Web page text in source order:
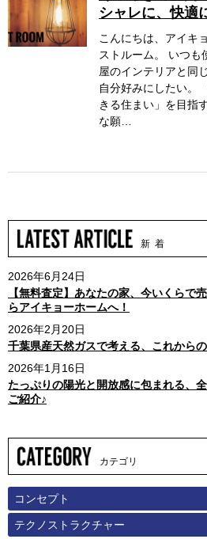
シャレに、快適
こんにちは、アイキ
ストルーム。 いつも
屋のインテリアと同
自分好みにしたい。
きる住まい」を目指
な願…
新 着
2026年6月24日
【無料査定】あなたの家、今いくらで
らアイキョーホームへ！
2026年2月20日
千葉県産天然ガスで考える、これから
2026年1月16日
たっぷりの陽光と開放感に包まれる、
ご紹介♪
カテゴリ
コンセプト
テクノストラクチャー